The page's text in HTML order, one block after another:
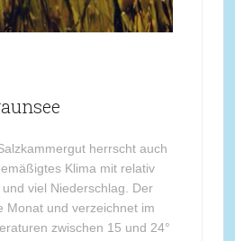
herrscht auch
Klima mit relativ
viel Niederschlag. Der
Monat und verzeichnet im
zwischen 15 und 24°